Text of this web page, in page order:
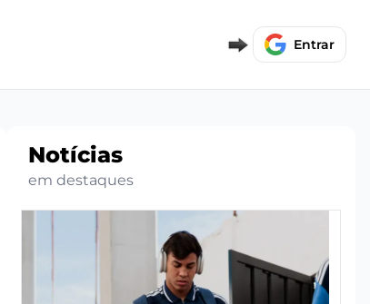
Entrar
Notícias
em destaques